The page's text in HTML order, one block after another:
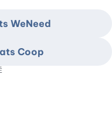
WeNeed
Coop